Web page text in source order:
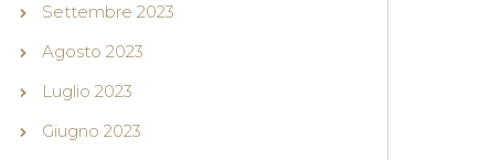
Settembre 2023
Agosto 2023
Luglio 2023
Giugno 2023